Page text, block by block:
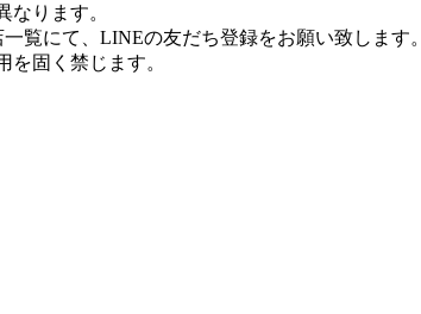
ります。
覧にて、LINEの友だち登録をお願い致します。
固く禁じます。